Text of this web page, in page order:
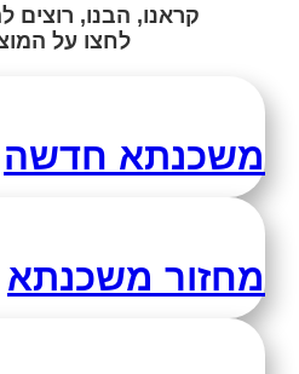
קראנו, הבנו, רוצים
לחצו על
משכנתא חדשה
מחזור משכנתא